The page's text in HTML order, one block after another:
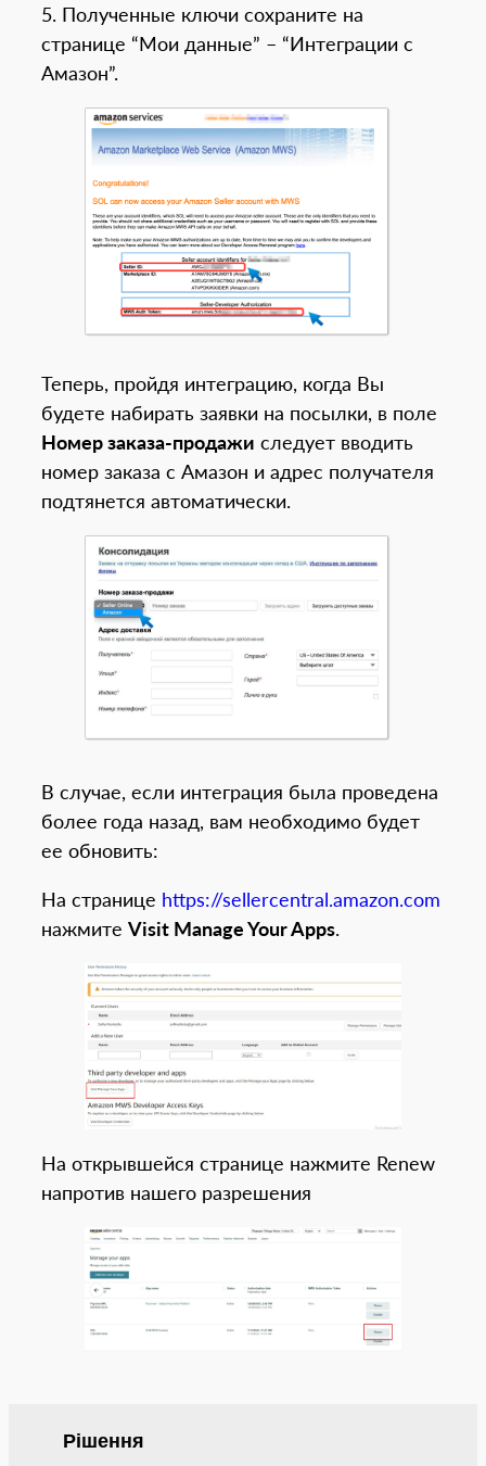
5. Полученные ключи сохраните на
странице “Мои данные” – “Интеграции с
Амазон”.
Теперь, пройдя интеграцию, когда Вы
будете набирать заявки на посылки, в поле
Номер заказа-продажи следует вводить
номер заказа с Амазон и адрес получателя
подтянется автоматически.
В случае, если интеграция была проведена
более года назад, вам необходимо будет
ее обновить:
На странице https://sellercentral.amazon.com
нажмите Visit Manage Your Apps.
На открывшейся странице нажмите Renew
напротив нашего разрешения
Рішення